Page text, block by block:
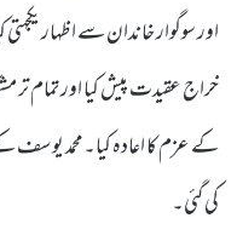
اور سوگوار خاندان سے اظہار
خراج عقیدت پیش کیا اور تمام
کے عزم کا اعادہ کیا۔محمد یوسف
کی گئی۔